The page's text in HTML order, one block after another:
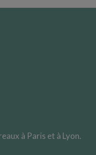
à Paris et à Lyon.